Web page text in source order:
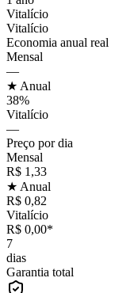
Vitalício
Vitalício
Economia anual real
Mensal
—
★ Anual
38%
Vitalício
—
Preço por dia
Mensal
R$ 1,33
★ Anual
R$ 0,82
Vitalício
R$ 0,00*
7
dias
Garantia total